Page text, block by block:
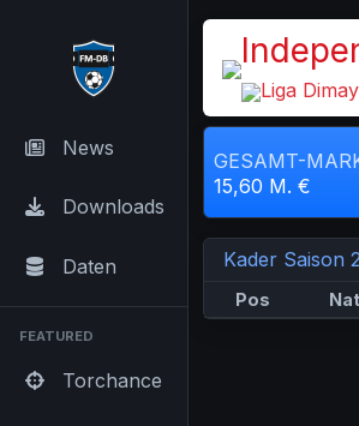
News
Downloads
Daten
FEATURED
Torchance
Liga
GESAMT-
15,60 M. €
Kader Saison
Pos Nat